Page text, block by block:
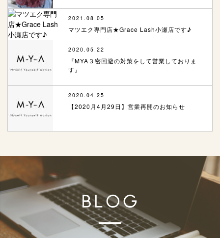
2021.08.05
マツエク専門店★Grace Lash小瀬店です♪
2020.05.22
『MYA３密回避の対策をして営業しておりま
す』
2020.04.25
【2020月4月29日】営業再開のお知らせ